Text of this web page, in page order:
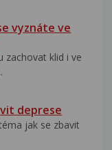
vyznáte ve
zachovat klid i ve
deprese
jak se zbavit